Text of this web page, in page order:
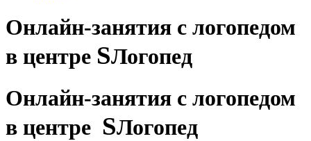
Онлайн-занятия с логопедом
в центре SЛогопед
Онлайн-занятия с логопедом
в центре SЛогопед